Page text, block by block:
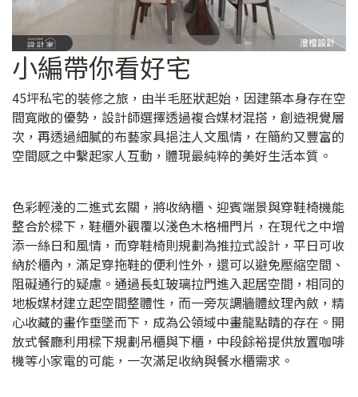
小編帶你看好宅
45坪私宅的裝修之旅，由半毛胚狀起始，因建築本身存在空
間寬敞的優勢，設計師選擇透過複合媒材混搭，創造視覺層
次，再透過細膩的布藝家具挹注人文風情，在簡約又豐富的
空間感之中繫起家人互動，體現最純粹的美好生活本質。
色彩輕淺的二進式玄關，將收納櫃、迎賓端景與穿鞋椅機能
整合於樑下，鞋櫃外觀覆以淺色木格柵門片，在現代之中增
添一絲日和風情，而穿鞋椅則規劃為推拉式設計，平日可收
納於櫃內，滿足穿拖鞋的便利性外，還可以避免壓縮空間、
阻礙通行的疑慮。通過長虹玻璃拉門進入起居空間，相同的
地板媒材建立起空間整體性，而一旁灰調牆體紋理內斂，精
心收藏的畫作垂墜而下，成為公領域中畫龍點睛的存在。開
放式餐廳利用樑下規劃吊櫃與下櫃，中段餘裕提供放置咖啡
機等小家電的可能，一次滿足收納與餐水櫃需求。